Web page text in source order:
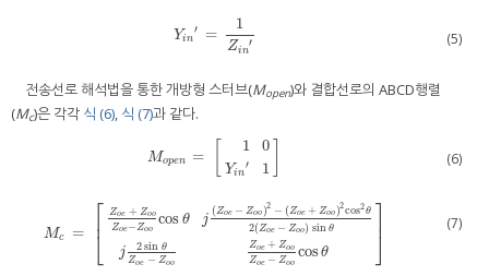
Yin
′ =
1
Zin
′
Yin =1 Zin′ (5)
전송선로 해석법을 통한 개방형 스터브(Mopen)와 결합선로의 ABCD행렬
(Mc)은 각각 식 (6), 식 (7)과 같다.
Mopen =
1
Yin
′
0
1
Mop en (6)
Mc = ⎡
⎣
⎢ Zoe + Zoo
Zoe−Zoo
cos θ
j 2 sin θ
Zoe − Zoo
j
(Zoe − Zoo)2 − (Zoe + Zoo)2cos2θ
2(Zoe − Zoo) sin θ
Zoe + Zoo
Zoe − Zoo
cosθ
⎤
⎦⎥
Mc= [Z e +ZooZo oe−Zoo)2 −(Zo o Zo
(7)